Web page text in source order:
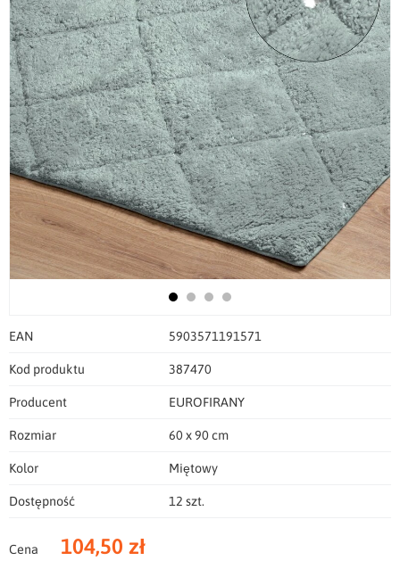
EAN 5903571191571
Kod produktu 387470
Producent EUROFIRANY
Rozmiar 60 x 90 cm
Kolor Miętowy
Dostępność 12 szt.
Cena 104,50 zł